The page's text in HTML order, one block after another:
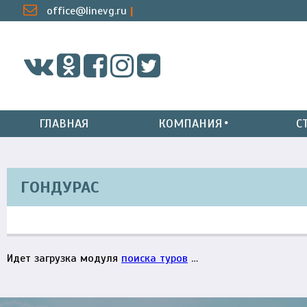
office@linevg.ru
ГЛАВНАЯ КОМПАНИЯ
ГОНДУРАС
Идет загрузка модуля поиска туров …